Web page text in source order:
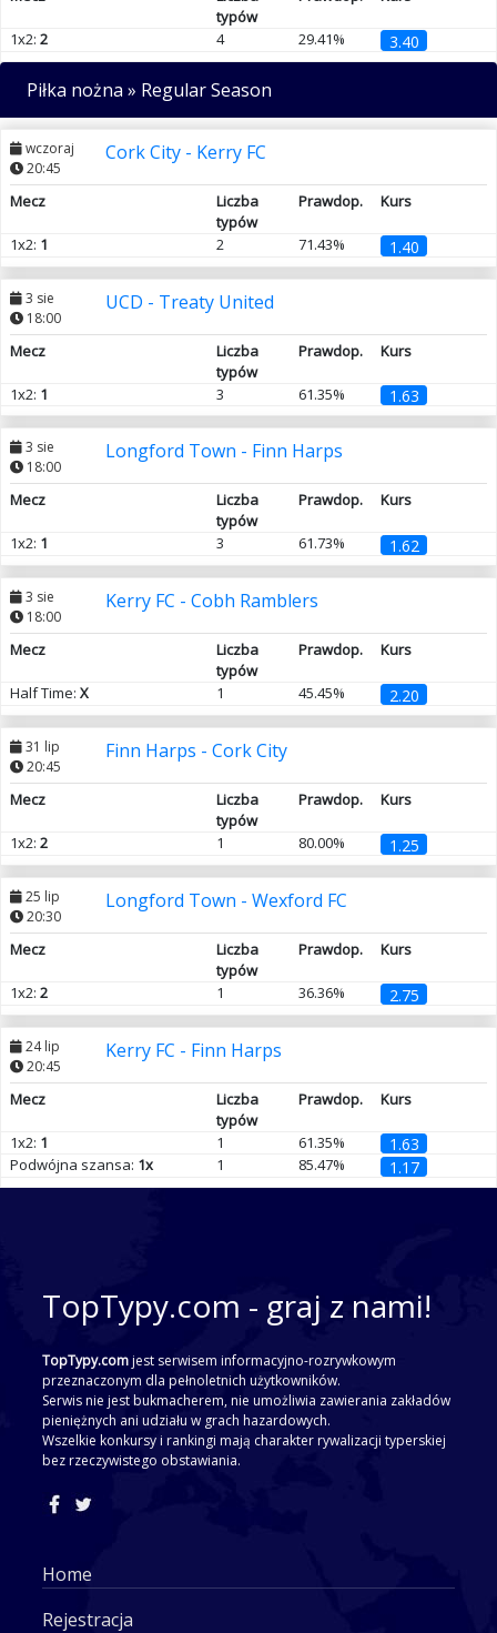
typów
1x2: 2 4 29.41% 3.40
Piłka nożna » Regular Season
wczoraj
20:45
Cork City - Kerry FC
Mecz
Liczba
typów
Prawdop. Kurs
1x2: 1 2 71.43% 1.40
3 sie
18:00
UCD - Treaty United
Mecz
Liczba
typów
Prawdop. Kurs
1x2: 1 3 61.35% 1.63
3 sie
18:00
Longford Town - Finn Harps
Mecz
Liczba
typów
Prawdop. Kurs
1x2: 1 3 61.73% 1.62
3 sie
18:00
Kerry FC - Cobh Ramblers
Mecz
Liczba
typów
Prawdop. Kurs
Half Time: X 1 45.45% 2.20
31 lip
20:45
Finn Harps - Cork City
Mecz
Liczba
typów
Prawdop. Kurs
1x2: 2 1 80.00% 1.25
25 lip
20:30
Longford Town - Wexford FC
Mecz
Liczba
typów
Prawdop. Kurs
1x2: 2 1 36.36% 2.75
24 lip
20:45
Kerry FC - Finn Harps
Mecz
Liczba
typów
Prawdop. Kurs
1x2: 1 1 61.35% 1.63
Podwójna szansa: 1x 1 85.47% 1.17
TopTypy.com - graj z nami!
TopTypy.comjest serwisem informacyjno-rozrywkowym
przeznaczonym dla pełnoletnich użytkowników.
Serwis nie jest bukmacherem, nie umożliwia zawierania zakładów
pieniężnych ani udziału w grach hazardowych.
Wszelkie konkursy i rankingi mają charakter rywalizacji typerskiej
bez rzeczywistego obstawiania.
Home
Rejestracja